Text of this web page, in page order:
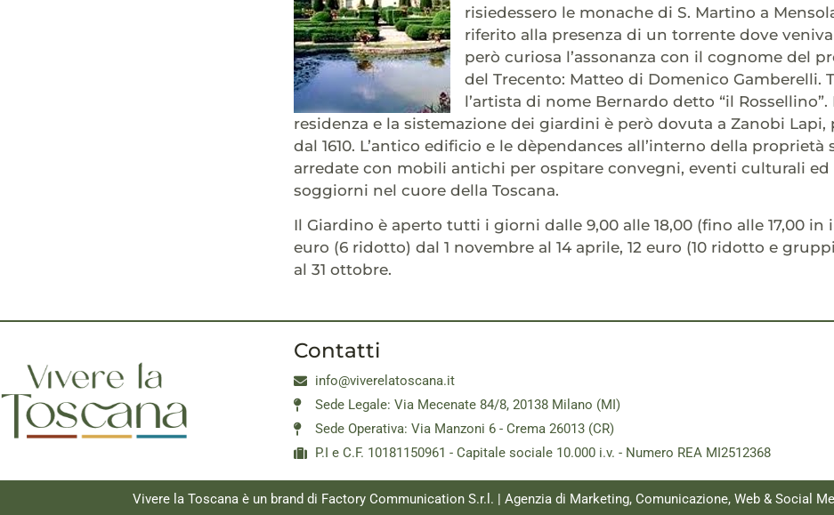
risiedessero le monache di S. Martino a
riferito alla presenza di un torrente dove
però curiosa l’assonanza con il cognome del
del Trecento: Matteo di Domenico Gamberelli.
l’artista di nome Bernardo detto “il
residenza e la sistemazione dei giardini è però dovuta a Zanobi
dal 1610. L’antico edificio e le dèpendances all’interno della
arredate con mobili antichi per ospitare convegni, eventi culturali ed
soggiorni nel cuore della Toscana.
Il Giardino è aperto tutti i giorni dalle 9,00 alle 18,00 (fino alle 17,00 in
euro (6 ridotto) dal 1 novembre al 14 aprile, 12 euro (10 ridotto e
al 31 ottobre.
Contatti
info@viverelatoscana.it
Sede Legale: Via Mecenate 84/8, 20138 Milano (MI)
Sede Operativa: Via Manzoni 6 - Crema 26013 (CR)
P.I e C.F. 10181150961 - Capitale sociale 10.000 i.v. - Numero REA MI2512368
Vivere la Toscana è un brand di Factory Communication S.r.l. | Agenzia di Marketing, Comunicazione, Web & Social